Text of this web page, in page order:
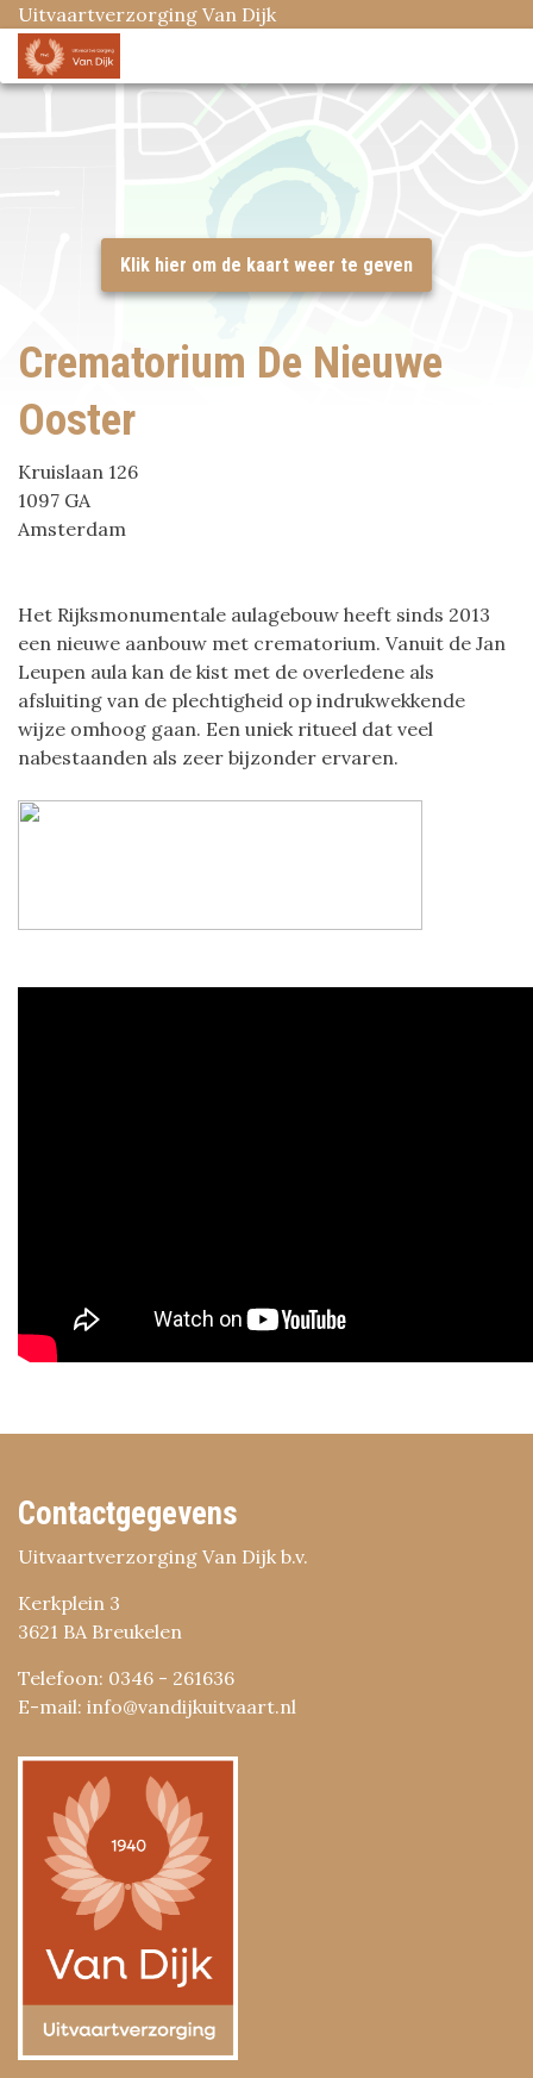
Uitvaartverzorging Van Dijk
Crematorium De Nieuwe
Ooster
Kruislaan 126
1097 GA
Amsterdam
Het Rijksmonumentale aulagebouw heeft sinds 2013
een nieuwe aanbouw met crematorium. Vanuit de Jan
Leupen aula kan de kist met de overledene als
afsluiting van de plechtigheid op indrukwekkende
wijze omhoog gaan. Een uniek ritueel dat veel
nabestaanden als zeer bijzonder ervaren.
Contactgegevens
Uitvaartverzorging Van Dijk b.v.
Kerkplein 3
3621 BA Breukelen
Telefoon: 0346 - 261636
E-mail: info@vandijkuitvaart.nl